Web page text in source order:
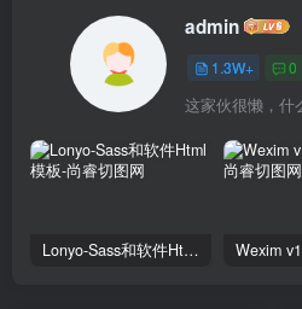
admin
1.3W+ 0
这家伙很懒，什
Lonyo-Sass和软件Html模板 Wexim